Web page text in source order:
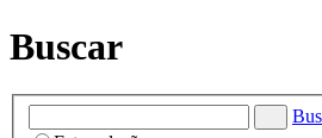
Buscar